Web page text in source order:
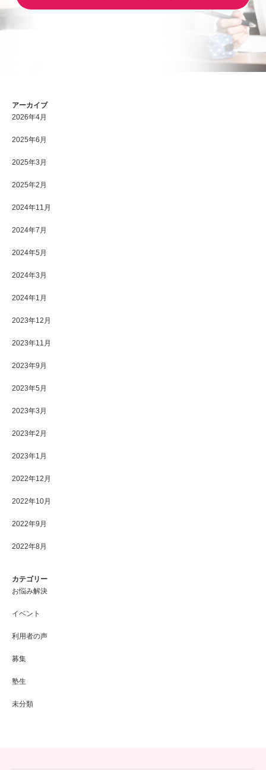
アーカイブ
2026年4月
2025年6月
2025年3月
2025年2月
2024年11月
2024年7月
2024年5月
2024年3月
2024年1月
2023年12月
2023年11月
2023年9月
2023年5月
2023年3月
2023年2月
2023年1月
2022年12月
2022年10月
2022年9月
2022年8月
カテゴリー
お悩み解決
イベント
利用者の声
募集
塾生
未分類